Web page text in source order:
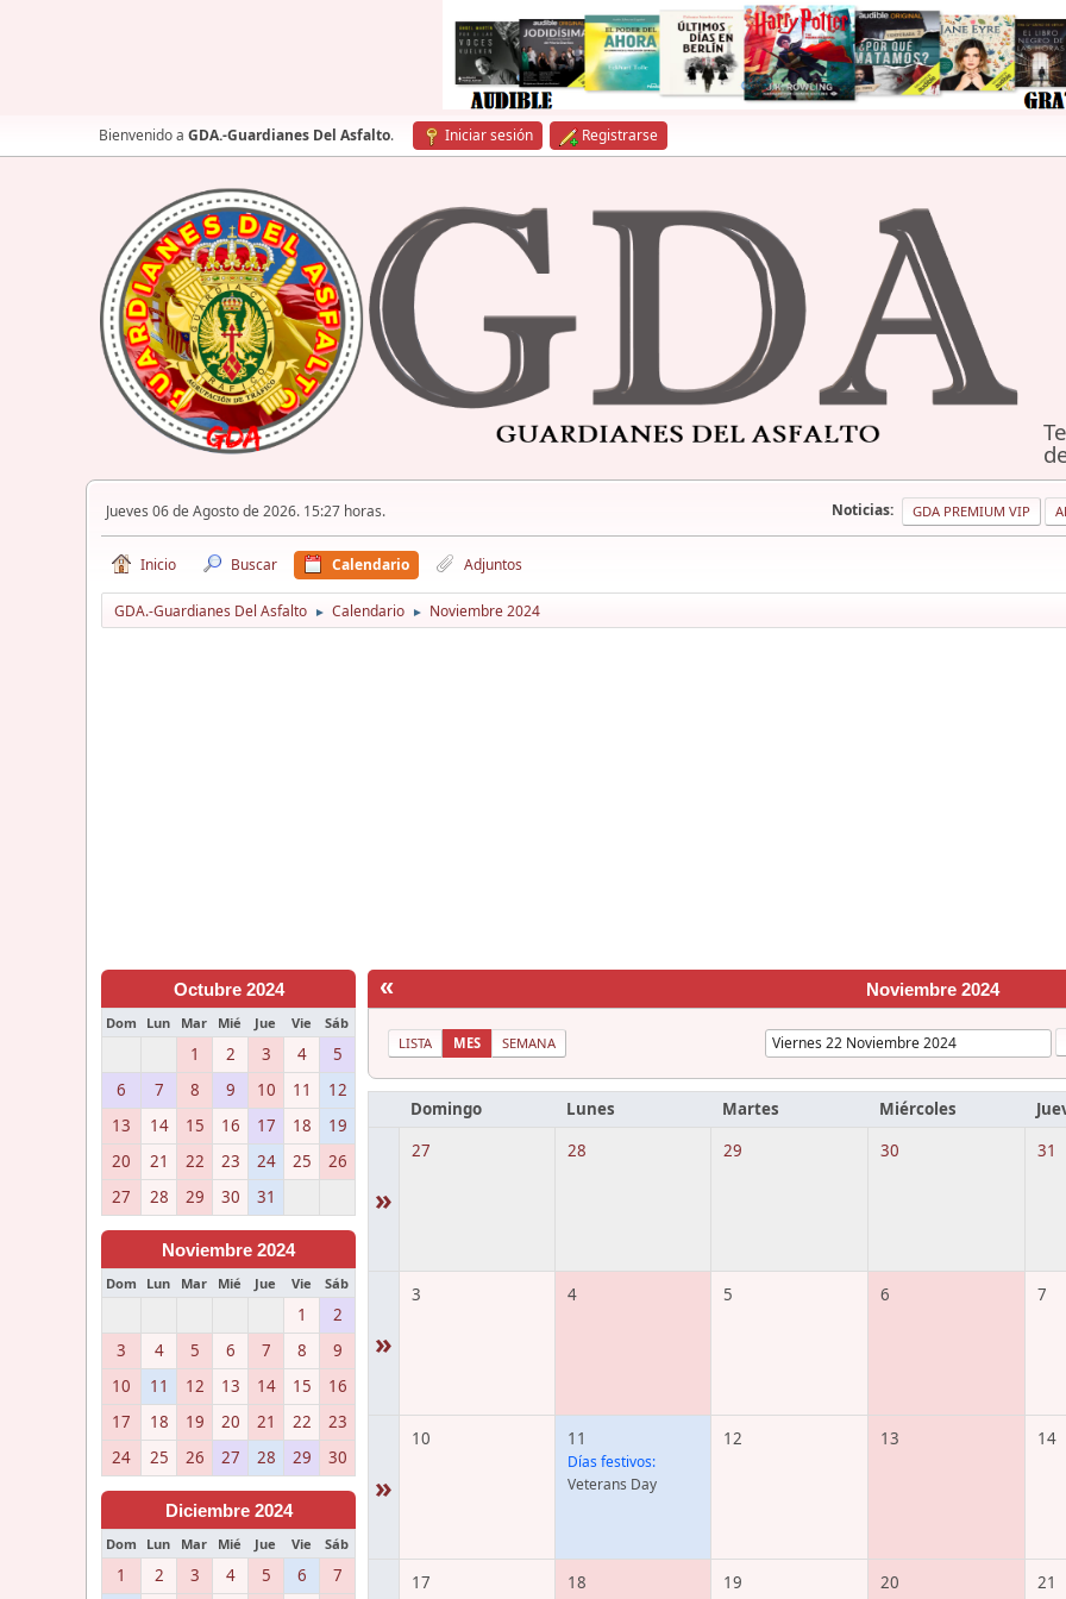
Bienvenido a GDA.-Guardianes Del Asfalto. Iniciar sesión Registrarse
Jueves 06 de Agosto de 2026. 15:27 horas. Noticias: GDA PREMIUM VIP
Inicio Buscar Calendario Adjuntos
GDA.-Guardianes Del Asfalto ► Calendario ► Noviembre 2024
Octubre 2024
Dom Lun Mar Mié Jue Vie Sáb
1 2 3 4
5
6
7 8 9 10 11
12
13
14 15 16 17 18
19
20
21 22 23 24 25
26
27
28 29 30 31
Noviembre 2024
Dom Lun Mar Mié Jue Vie Sáb
1
2
3
4 5 6 7 8
9
10
11 12 13 14 15
16
17
18 19 20 21 22
23
24
25 26 27 28 29 30
Diciembre 2024
Dom Lun Mar Mié Jue Vie Sáb
1 2 3 4 5 6 7
« Noviembre 2024
LISTA MES SEMANA
Domingo Lunes Martes Miércoles
»
27 28 29 30 31
»
3 4 5 6 7
»
10 11
Días festivos:
Veterans Day
12 13 14
17 18 19 20 21